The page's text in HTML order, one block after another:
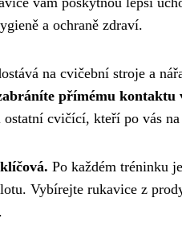
a ochraně zdraví.
na cvičební stroje a
přímému
cvičící, kteří po vás na
Po každém tréninku
Vybírejte rukavice z